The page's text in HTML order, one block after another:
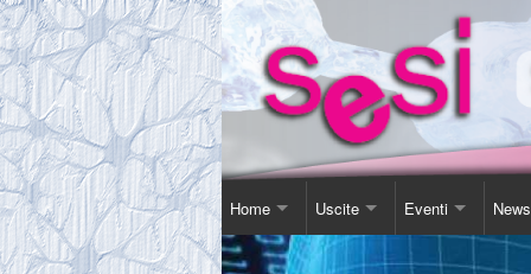
Home
Contatti
Uscite
Corso Soggiorno
Eventi
Giornata Inter-
News